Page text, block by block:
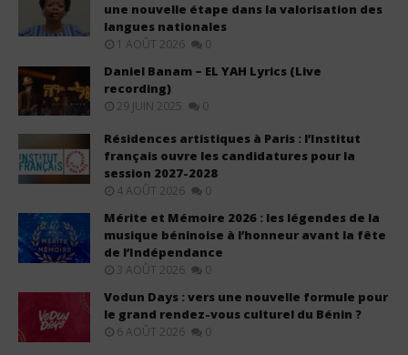
une nouvelle étape dans la valorisation des
langues nationales
1 AOÛT 2026 0
Daniel Banam – EL YAH Lyrics (Live
recording)
29 JUIN 2025 0
Résidences artistiques à Paris : l’Institut
français ouvre les candidatures pour la
session 2027-2028
4 AOÛT 2026 0
Mérite et Mémoire 2026 : les légendes de la
musique béninoise à l’honneur avant la fête
de l’Indépendance
3 AOÛT 2026 0
Vodun Days : vers une nouvelle formule pour
le grand rendez-vous culturel du Bénin ?
6 AOÛT 2026 0